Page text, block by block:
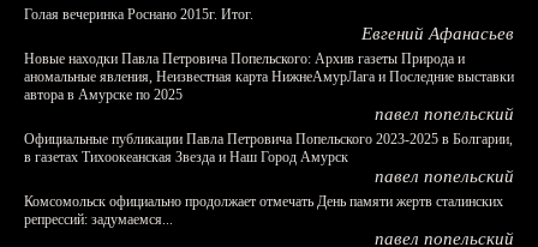
Голая вечеринка Роснано 2015г. Итог.
Евгений Афанасьев
Новые находки Павла Петровича Попельского: Архив газеты Природа и
аномальные явления, Неизвестная карта НижнеАмурЛага и Последние выставки
автора в Амурске по 2025
павел попельский
Официальные публикации Павла Петровича Попельского 2023-2025 в Болгарии,
в газетах Тихоокеанская Звезда и Наш Город Амурск
павел попельский
Комсомольск официально продолжает отмечать День памяти жертв сталинских
репрессий: задумаемся...
павел попельский